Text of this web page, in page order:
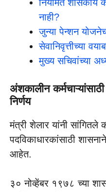
नियमित शासकीय
नाही?
जुन्या पेन्शन
सेवानिवृत्तीच्या
मुख्य सचिवांच्या
अंशकालीन
निर्णय
मंत्री शेलार यांनी
पदविकाधारकांसाठी
आहेत.
३० नोव्हेंबर १९७८ च्या